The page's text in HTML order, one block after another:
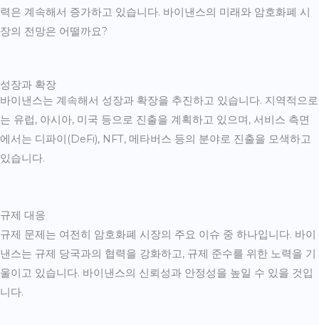
력은 계속해서 증가하고 있습니다. 바이낸스의 미래와 암호화폐 시
장의 전망은 어떨까요?
성장과 확장
바이낸스는 계속해서 성장과 확장을 추진하고 있습니다. 지역적으로
는 유럽, 아시아, 미국 등으로 진출을 계획하고 있으며, 서비스 측면
에서는 디파이(DeFi), NFT, 메타버스 등의 분야로 진출을 모색하고
있습니다.
규제 대응
규제 문제는 여전히 암호화폐 시장의 주요 이슈 중 하나입니다. 바이
낸스는 규제 당국과의 협력을 강화하고, 규제 준수를 위한 노력을 기
울이고 있습니다. 바이낸스의 신뢰성과 안정성을 높일 수 있을 것입
니다.